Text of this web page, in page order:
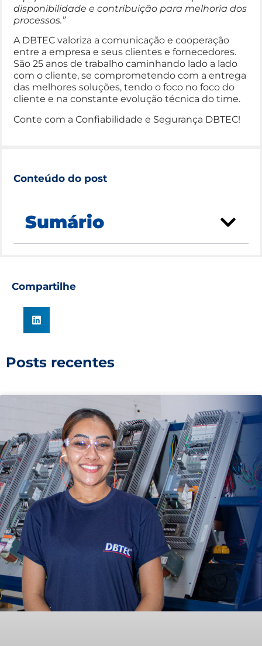
disponibilidade e contribuição para melhoria dos
processos.”
A DBTEC valoriza a comunicação e cooperação
entre a empresa e seus clientes e fornecedores.
São 25 anos de trabalho caminhando lado a lado
com o cliente, se comprometendo com a entrega
das melhores soluções, tendo o foco no foco do
cliente e na constante evolução técnica do time.
Conte com a Confiabilidade e Segurança DBTEC!
Conteúdo do post
Sumário
Compartilhe
Posts recentes